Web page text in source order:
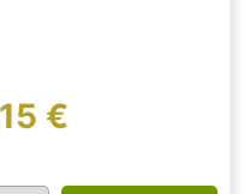
€